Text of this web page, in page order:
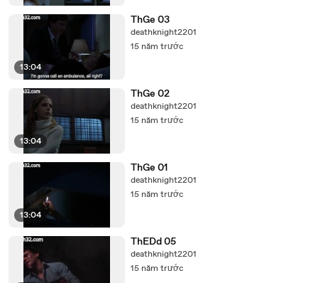
13:04
ThGe 03
deathknight2201
15 năm trước
13:04
ThGe 02
deathknight2201
15 năm trước
13:04
ThGe 01
deathknight2201
15 năm trước
ThEDd 05
deathknight2201
15 năm trước